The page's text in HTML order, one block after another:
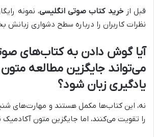
قبل ازخرید کتاب صوتی انگلیسی، نمونه
نظرات کاربران را درباره سطح دشواری زبانش
آیا گوش دادن به کتاب‌های
می‌تواند جایگزین مطالعه
یادگیری زبان شود؟
نه، این کتاب‌ها مکمل هستند و مهارت‌های
را تقویت می‌کنند، اما جایگزین متون آکادمیک